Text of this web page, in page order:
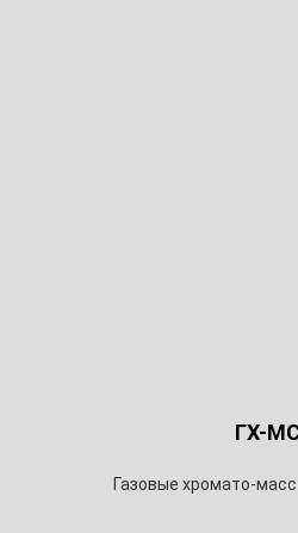
ГХ-
Газовые хромато-